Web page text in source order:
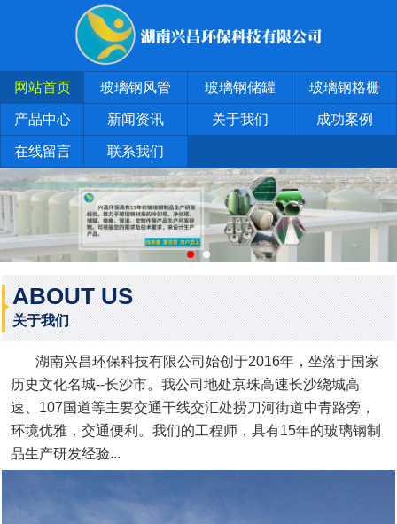
网站首页 玻璃钢风管 玻璃钢储罐 玻璃钢格栅
产品中心 新闻资讯 关于我们 成功案例
在线留言 联系我们
ABOUT US
关于我们
湖南兴昌环保科技有限公司始创于2016年，坐落于国家
历史文化名城--长沙市。我公司地处京珠高速长沙绕城高
速、107国道等主要交通干线交汇处捞刀河街道中青路旁，
环境优雅，交通便利。我们的工程师，具有15年的玻璃钢制
品生产研发经验...